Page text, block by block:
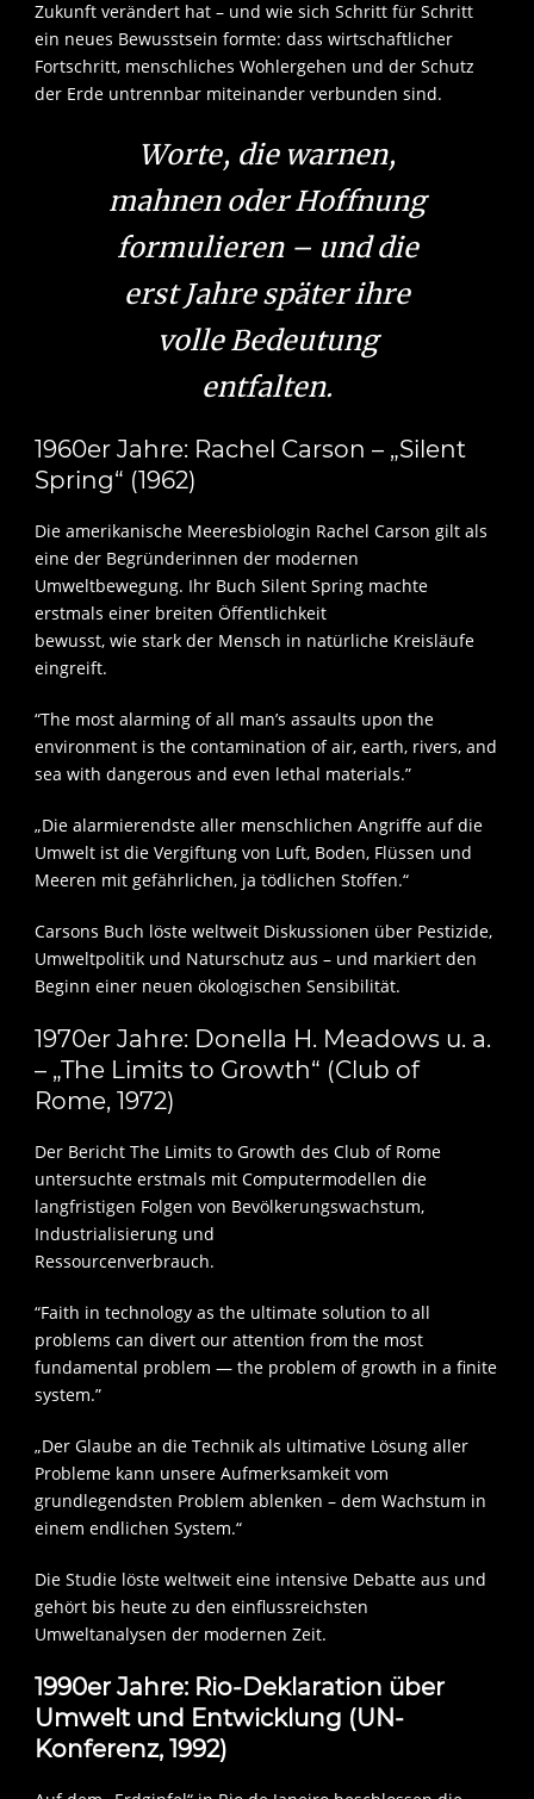
Zukunft verändert hat – und wie sich Schritt für Schritt
ein neues Bewusstsein formte: dass wirtschaftlicher
Fortschritt, menschliches Wohlergehen und der Schutz
der Erde untrennbar miteinander verbunden sind.
Worte, die warnen,
mahnen oder Hoffnung
formulieren – und die
erst Jahre später ihre
volle Bedeutung
entfalten.
1960er Jahre: Rachel Carson – „Silent
Spring“ (1962)
Die amerikanische Meeresbiologin Rachel Carson gilt als
eine der Begründerinnen der modernen
Umweltbewegung. Ihr Buch Silent Spring machte
erstmals einer breiten Öffentlichkeit
bewusst, wie stark der Mensch in natürliche Kreisläufe
eingreift.
“The most alarming of all man’s assaults upon the
environment is the contamination of air, earth, rivers, and
sea with dangerous and even lethal materials.”
„Die alarmierendste aller menschlichen Angriffe auf die
Umwelt ist die Vergiftung von Luft, Boden, Flüssen und
Meeren mit gefährlichen, ja tödlichen Stoffen.“
Carsons Buch löste weltweit Diskussionen über Pestizide,
Umweltpolitik und Naturschutz aus – und markiert den
Beginn einer neuen ökologischen Sensibilität.
1970er Jahre: Donella H. Meadows u. a.
– „The Limits to Growth“ (Club of
Rome, 1972)
Der Bericht The Limits to Growth des Club of Rome
untersuchte erstmals mit Computermodellen die
langfristigen Folgen von Bevölkerungswachstum,
Industrialisierung und
Ressourcenverbrauch.
“Faith in technology as the ultimate solution to all
problems can divert our attention from the most
fundamental problem — the problem of growth in a finite
system.”
„Der Glaube an die Technik als ultimative Lösung aller
Probleme kann unsere Aufmerksamkeit vom
grundlegendsten Problem ablenken – dem Wachstum in
einem endlichen System.“
Die Studie löste weltweit eine intensive Debatte aus und
gehört bis heute zu den einflussreichsten
Umweltanalysen der modernen Zeit.
1990er Jahre: Rio-Deklaration über
Umwelt und Entwicklung (UN-
Konferenz, 1992)